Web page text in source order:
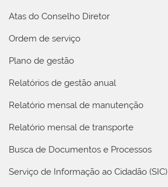
Atas do Conselho Diretor
Ordem de serviço
Plano de gestão
Relatórios de gestão anual
Relatório mensal de manutenção
Relatório mensal de transporte
Busca de Documentos e Processos
Serviço de Informação ao Cidadão (SIC)